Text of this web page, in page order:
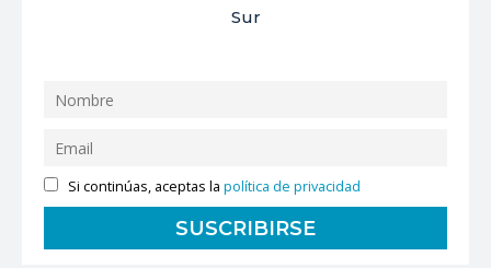
Sur
Si continúas, aceptas lapolítica de privacidad